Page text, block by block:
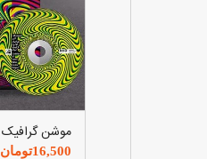
موشن گرافیک
16,500تومان